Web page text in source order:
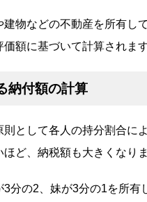
物などの不動産を所有し
額に基づいて計算されます
納付額の計算
として各人の持分割合に
ど、納税額も大きくなりま
分の2、妹が3分の1を所有